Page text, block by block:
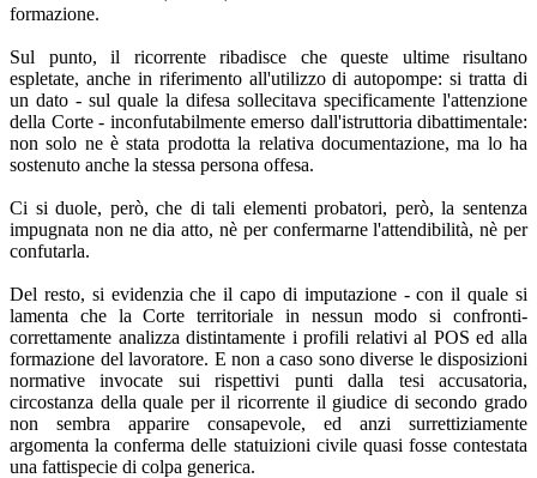
formazione.
Sul punto, il ricorrente ribadisce che queste ultime risultano
espletate, anche in riferimento all'utilizzo di autopompe: si tratta di
un dato - sul quale la difesa sollecitava specificamente l'attenzione
della Corte - inconfutabilmente emerso dall'istruttoria dibattimentale:
non solo ne è stata prodotta la relativa documentazione, ma lo ha
sostenuto anche la stessa persona offesa.
Ci si duole, però, che di tali elementi probatori, però, la sentenza
impugnata non ne dia atto, nè per confermarne l'attendibilità, nè per
confutarla.
Del resto, si evidenzia che il capo di imputazione - con il quale si
lamenta che la Corte territoriale in nessun modo si confronti-
correttamente analizza distintamente i profili relativi al POS ed alla
formazione del lavoratore. E non a caso sono diverse le disposizioni
normative invocate sui rispettivi punti dalla tesi accusatoria,
circostanza della quale per il ricorrente il giudice di secondo grado
non sembra apparire consapevole, ed anzi surrettiziamente
argomenta la conferma delle statuizioni civile quasi fosse contestata
una fattispecie di colpa generica.